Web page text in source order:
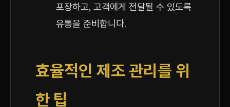
포장하고, 고객에게 전달될 수 있도록
유통을 준비합니다.
효율적인 제조 관리를 위
한 팁